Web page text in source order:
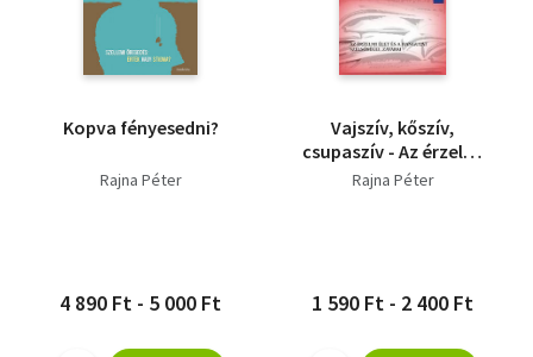
Kopva fényesedni?
Rajna Péter
4 890 Ft - 5 000 Ft
Vajszív, kőszív,
csupaszív - Az érzelmi
élet és a hangulat
Rajna Péter
1 590 Ft - 2 400 Ft